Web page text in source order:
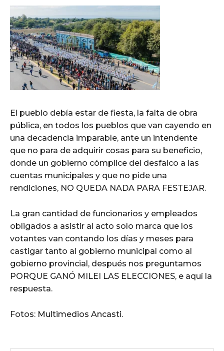
El pueblo debía estar de fiesta, la falta de obra
pública, en todos los pueblos que van cayendo en
una decadencia imparable, ante un intendente
que no para de adquirir cosas para su beneficio,
donde un gobierno cómplice del desfalco a las
cuentas municipales y que no pide una
rendiciones, NO QUEDA NADA PARA FESTEJAR.
La gran cantidad de funcionarios y empleados
obligados a asistir al acto solo marca que los
votantes van contando los días y meses para
castigar tanto al gobierno municipal como al
gobierno provincial, después nos preguntamos
PORQUE GANÓ MILEI LAS ELECCIONES, e aquí la
respuesta.
Fotos: Multimedios Ancasti.